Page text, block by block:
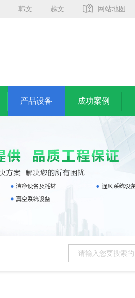
韩文 越文 网站地图
产品设备 成功案例